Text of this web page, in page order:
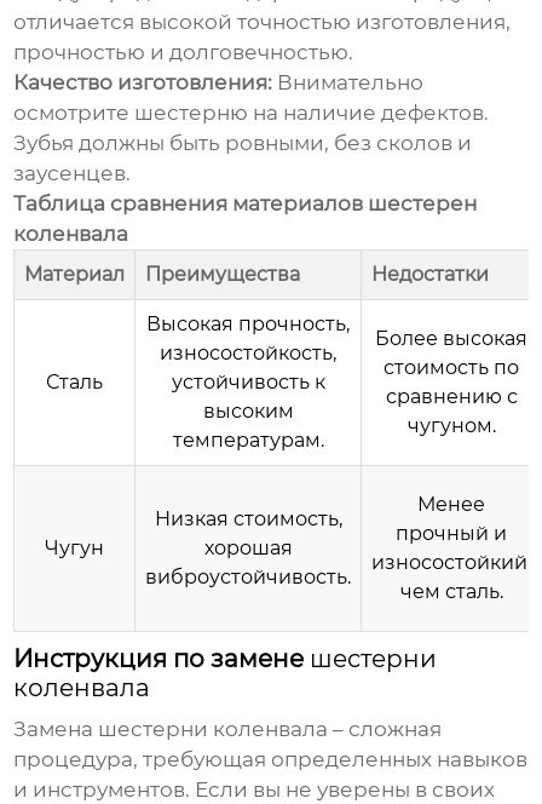
отличается высокой точностью изготовления,
прочностью и долговечностью.
Качество изготовления: Внимательно
осмотрите шестерню на наличие дефектов.
Зубья должны быть ровными, без сколов и
заусенцев.
Таблица сравнения материалов шестерен
коленвала
Материал Преимущества Недостатки
Сталь
Высокая прочность,
износостойкость,
устойчивость к
высоким
температурам.
Более высокая
стоимость по
сравнению с
чугуном.
Чугун
Низкая стоимость,
хорошая
виброустойчивость.
Менее
прочный и
износостойкий,
чем сталь.
Инструкция по замене шестерни
коленвала
Замена шестерни коленвала – сложная
процедура, требующая определенных навыков
и инструментов. Если вы не уверены в своих